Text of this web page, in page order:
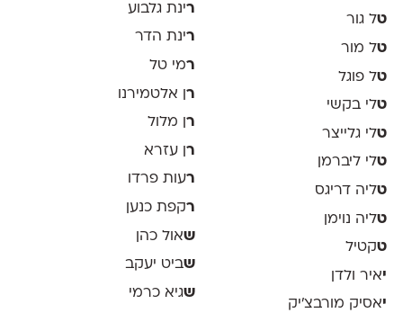
טל גור
טל מור
טל פוגל
טלי בקשי
טלי גלייצר
טלי ליברמן
טליה דריגס
טליה נוימן
טקטיל
יאיר ולדן
יאסיק מורבצ'יק
רינת גלבוע
רינת הדר
רמי טל
רן אלטמירנו
ר ן מלול
ר ן עזרא
רעות פרדו
רקפת כנען
שאול כהן
שביט יעקב
שגיא כרמי